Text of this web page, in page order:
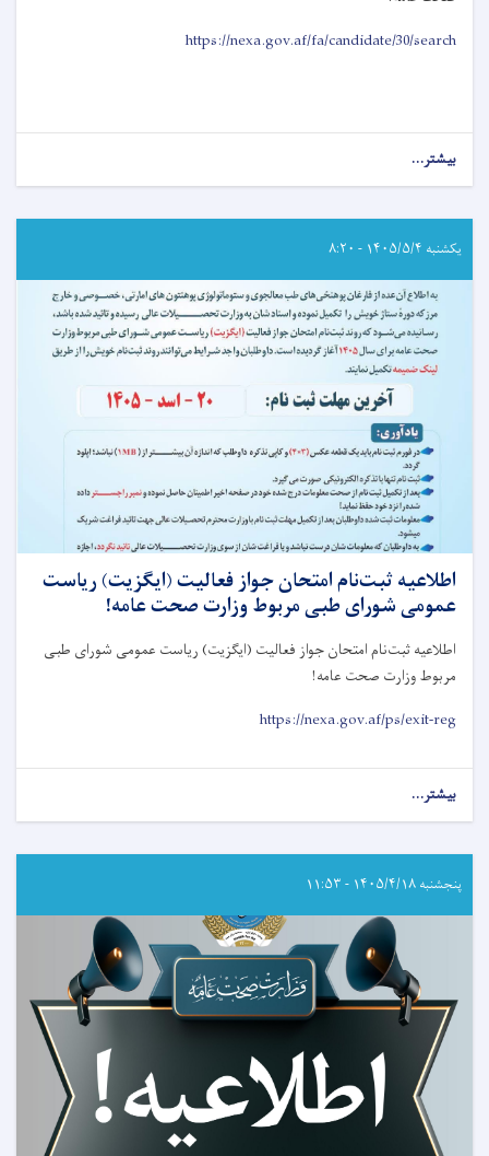
https://nexa.gov.af/fa/candidate/30/search
بیشتر...
اطلاعیه
خروجی
(ایگزیت)
علوم
صحی
مربوط
وزارت
صحت
عامه!
یکشنبه ۱۴۰۵/۵/۴ - ۸:۲۰
اطلاعیه ثبت‌نام امتحان جواز فعالیت (ایگزیت) رياست
عمومی شورای طبی مربوط وزارت صحت عامه!
اطلاعیه ثبت‌نام امتحان جواز فعالیت (ایگزیت) رياست عمومی شورای طبی
مربوط وزارت صحت عامه!
https://nexa.gov.af/ps/exit-reg
بیشتر...
اطلاعیه
امتحان
جواز
(ایگزیت)
رياست
عمومی
شورای
طبی
مربوط
وزارت
صحت
عامه!
پنجشنبه ۱۴۰۵/۴/۱۸ - ۱۱:۵۳